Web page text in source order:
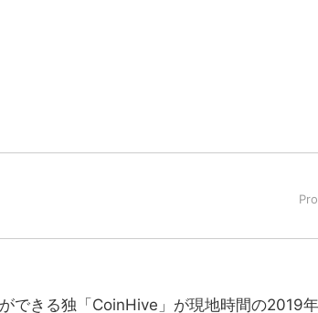
ハードウェアからソフトウェアの事業創出に関わ
エイジ等に所属、大手企業の新規事業創出に協
できる独「CoinHive」が現地時間の2019